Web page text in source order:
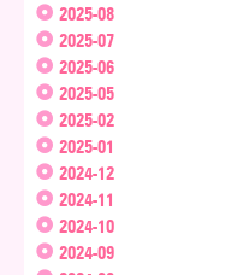
2025-08
2025-07
2025-06
2025-05
2025-02
2025-01
2024-12
2024-11
2024-10
2024-09